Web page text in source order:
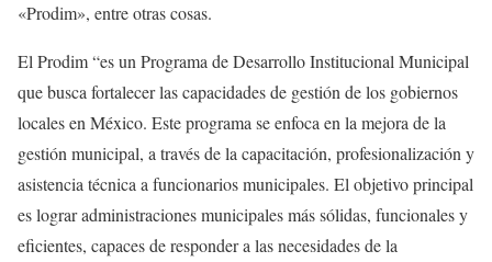
«Prodim», entre otras cosas.
El Prodim “es un Programa de Desarrollo Institucional Municipal
que busca fortalecer las capacidades de gestión de los gobiernos
locales en México. Este programa se enfoca en la mejora de la
gestión municipal, a través de la capacitación, profesionalización y
asistencia técnica a funcionarios municipales. El objetivo principal
es lograr administraciones municipales más sólidas, funcionales y
eficientes, capaces de responder a las necesidades de la